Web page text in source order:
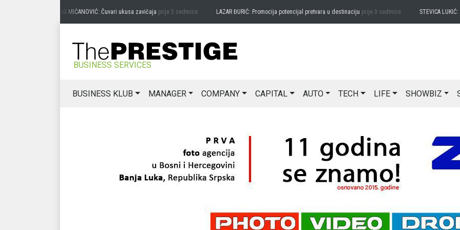
PREDRAG MIĆANOVIĆ: Čuvari ukusa zavičajaprije 3 sedmice LAZAR ĐURIĆ: Promocija potencijal pretvara u destinacijuprije 3 sedmice STEVICA LUKIĆ:
BUSINESS SERVICES
BUSINESS KLUB MANAGER COMPANY CAPITAL AUTO TECH LIFE SHOWBIZ